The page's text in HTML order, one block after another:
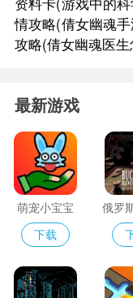
情攻略(倩女幽魂
攻略(倩女幽魂医
最新游戏
萌宠小宝宝
下载
俄罗